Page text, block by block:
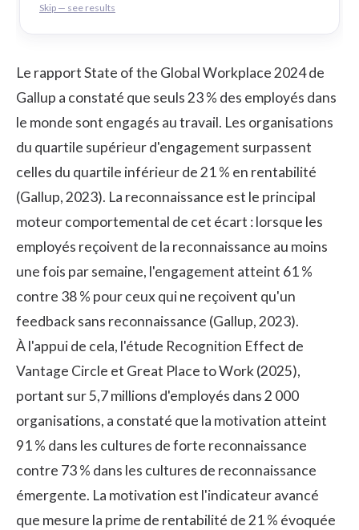
Skip — see results
Le rapport State of the Global Workplace 2024 de
Gallup a constaté que seuls 23 % des employés dans
le monde sont engagés au travail. Les organisations
du quartile supérieur d'engagement surpassent
celles du quartile inférieur de 21 % en rentabilité
(Gallup, 2023). La reconnaissance est le principal
moteur comportemental de cet écart : lorsque les
employés reçoivent de la reconnaissance au moins
une fois par semaine, l'engagement atteint 61 %
contre 38 % pour ceux qui ne reçoivent qu'un
feedback sans reconnaissance (Gallup, 2023).
À l'appui de cela, l'étude Recognition Effect de
Vantage Circle et Great Place to Work (2025),
portant sur 5,7 millions d'employés dans 2 000
organisations, a constaté que la motivation atteint
91 % dans les cultures de forte reconnaissance
contre 73 % dans les cultures de reconnaissance
émergente. La motivation est l'indicateur avancé
que mesure la prime de rentabilité de 21 % évoquée